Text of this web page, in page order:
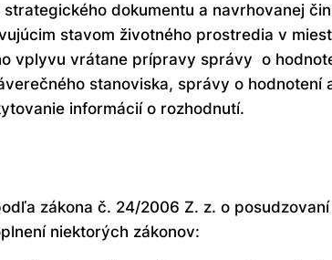
dokumentu a navrhovanej
stavom životného prostredia v
vplyvu vrátane prípravy správy o
stanoviska, správy o hodnotení
informácií o rozhodnutí.
zákona č. 24/2006 Z. z. o
niektorých zákonov: